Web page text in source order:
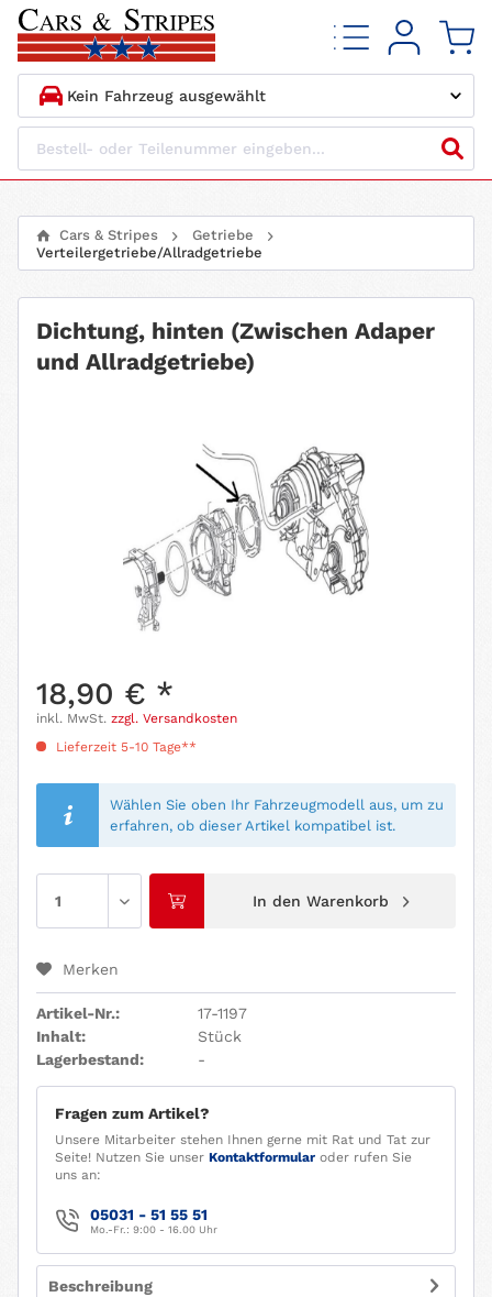
1. HERSTELLER
3. BAUJAHR
4. MOTORTYP
Cars & Stripes
Getriebe
Verteilergetriebe/Allradgetriebe
Dichtung, hinten (Zwischen Adaper
und Allradgetriebe)
18,90 € *
inkl. MwSt. zzgl. Versandkosten
Lieferzeit 5-10 Tage**
Wählen Sie oben Ihr Fahrzeugmodell aus, um zu
erfahren, ob dieser Artikel kompatibel ist.
In den Warenkorb
Merken
Artikel-Nr.:
17-1197
Inhalt:
Stück
Lagerbestand:
-
Fragen zum Artikel?
Unsere Mitarbeiter stehen Ihnen gerne mit Rat und Tat zur
Seite! Nutzen Sie unser Kontaktformular oder rufen Sie
uns an:
05031 - 51 55 51
Mo.-Fr.: 9:00 - 16.00 Uhr
Beschreibung